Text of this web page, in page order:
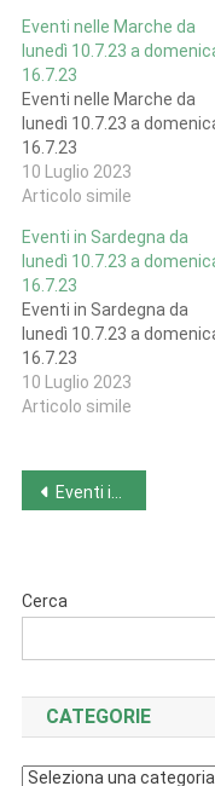
Eventi nelle Marche da
lunedì 10.7.23 a
16.7.23
Eventi nelle Marche da
lunedì 10.7.23 a
16.7.23
10 Luglio 2023
Articolo simile
Eventi in Sardegna da
lunedì 10.7.23 a
16.7.23
Eventi in Sardegna da
lunedì 10.7.23 a
16.7.23
10 Luglio 2023
Articolo simile
Navigazione
Eventi in Puglia da lunedì 10.7.23 a domenica 16.7.23
Cerca
CATEGORIE
Categorie